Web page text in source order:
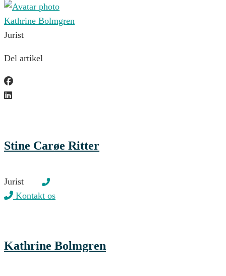
Kathrine Bolmgren
Jurist
Del artikel
Stine Carøe Ritter
Jurist
Kontakt os
Kathrine Bolmgren